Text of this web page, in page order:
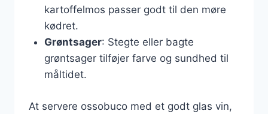
kartoffelmos passer godt til den møre
kødret.
Grøntsager: Stegte eller bagte
grøntsager tilføjer farve og sundhed til
måltidet.
At servere ossobuco med et godt glas vin,